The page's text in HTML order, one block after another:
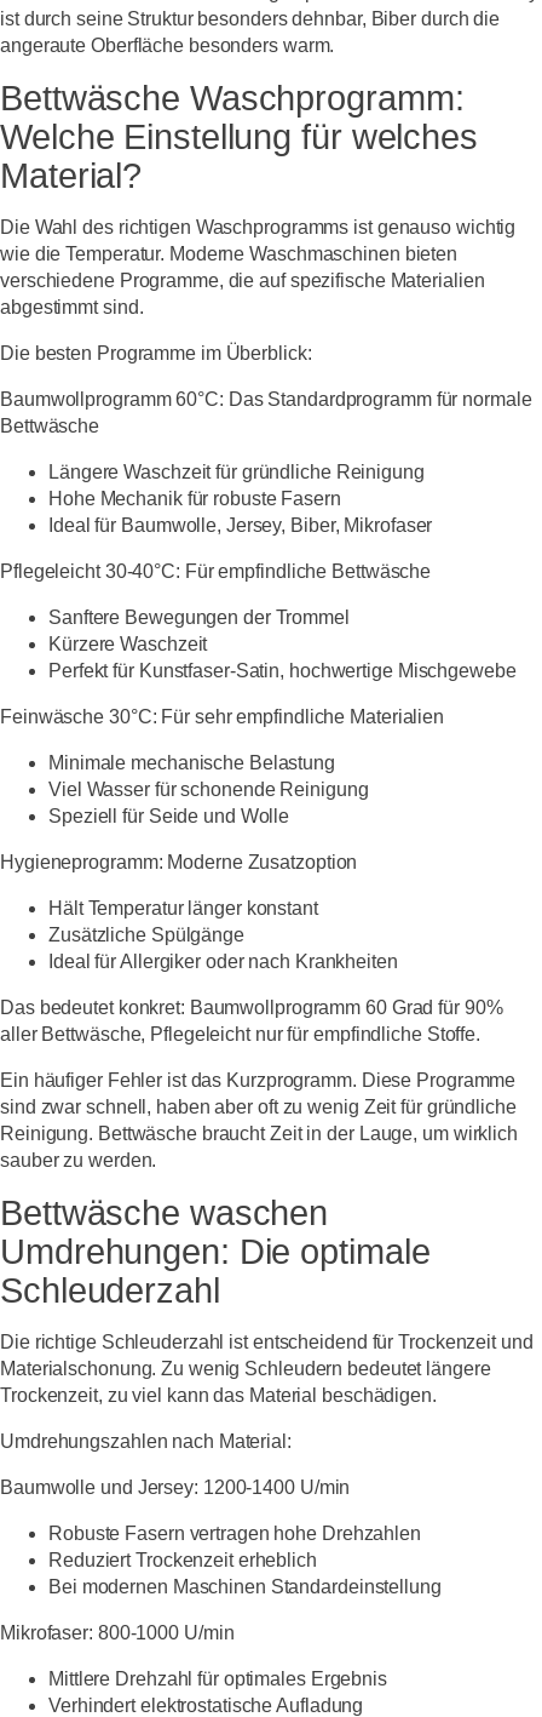
ist durch seine Struktur besonders dehnbar, Biber durch die
angeraute Oberfläche besonders warm.
Bettwäsche Waschprogramm:
Welche Einstellung für welches
Material?
Die Wahl des richtigen Waschprogramms ist genauso wichtig
wie die Temperatur. Moderne Waschmaschinen bieten
verschiedene Programme, die auf spezifische Materialien
abgestimmt sind.
Die besten Programme im Überblick:
Baumwollprogramm 60°C: Das Standardprogramm für normale
Bettwäsche
Längere Waschzeit für gründliche Reinigung
Hohe Mechanik für robuste Fasern
Ideal für Baumwolle, Jersey, Biber, Mikrofaser
Pflegeleicht 30-40°C: Für empfindliche Bettwäsche
Sanftere Bewegungen der Trommel
Kürzere Waschzeit
Perfekt für Kunstfaser-Satin, hochwertige Mischgewebe
Feinwäsche 30°C: Für sehr empfindliche Materialien
Minimale mechanische Belastung
Viel Wasser für schonende Reinigung
Speziell für Seide und Wolle
Hygieneprogramm: Moderne Zusatzoption
Hält Temperatur länger konstant
Zusätzliche Spülgänge
Ideal für Allergiker oder nach Krankheiten
Das bedeutet konkret: Baumwollprogramm 60 Grad für 90%
aller Bettwäsche, Pflegeleicht nur für empfindliche Stoffe.
Ein häufiger Fehler ist das Kurzprogramm. Diese Programme
sind zwar schnell, haben aber oft zu wenig Zeit für gründliche
Reinigung. Bettwäsche braucht Zeit in der Lauge, um wirklich
sauber zu werden.
Bettwäsche waschen
Umdrehungen: Die optimale
Schleuderzahl
Die richtige Schleuderzahl ist entscheidend für Trockenzeit und
Materialschonung. Zu wenig Schleudern bedeutet längere
Trockenzeit, zu viel kann das Material beschädigen.
Umdrehungszahlen nach Material:
Baumwolle und Jersey: 1200-1400 U/min
Robuste Fasern vertragen hohe Drehzahlen
Reduziert Trockenzeit erheblich
Bei modernen Maschinen Standardeinstellung
Mikrofaser: 800-1000 U/min
Mittlere Drehzahl für optimales Ergebnis
Verhindert elektrostatische Aufladung